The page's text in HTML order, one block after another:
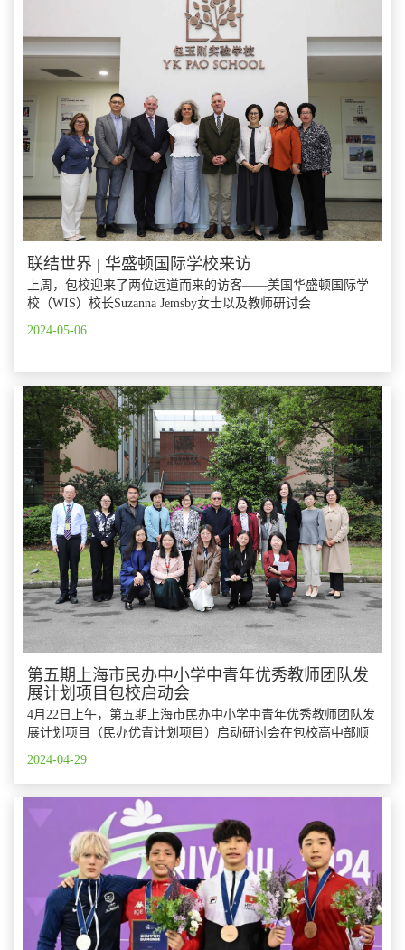
联结世界 | 华盛顿国际学校来访
上周，包校迎来了两位远道而来的访客——美国华盛顿国际学
校（WIS）校长Suzanna Jemsby女士以及教师研讨会
2024-05-06
第五期上海市民办中小学中青年优秀教师团队发
展计划项目包校启动会
4月22日上午，第五期上海市民办中小学中青年优秀教师团队发
展计划项目（民办优青计划项目）启动研讨会在包校高中部顺
2024-04-29